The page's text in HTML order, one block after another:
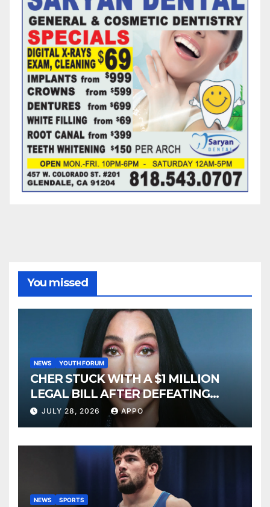
You missed
NEWS YOUTH FORUM
CHER STUCK WITH A $1 MILLION
LEGAL BILL AFTER DEFEATING
SONNY BONO’S WIDOW
JULY 28, 2026 APPO
NEWS SPORTS